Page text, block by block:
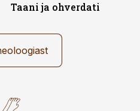
Taani ja ohverdati